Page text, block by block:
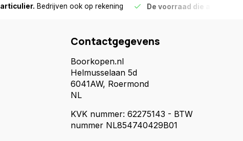
Bedrijven ook op rekening De voorraad die
Contactgegevens
Boorkopen.nl
Helmusselaan 5d
6041AW, Roermond
NL
KVK nummer: 62275143 - BTW
nummer NL854740429B01